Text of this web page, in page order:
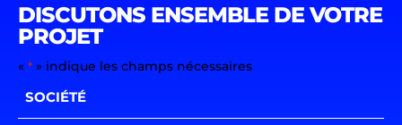
DISCUTONS ENSEMBLE DE VOTRE
PROJET
« * » indique les champs nécessaires
Société